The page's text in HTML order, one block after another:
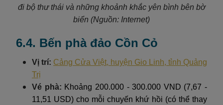
đi bộ thư thái và những khoảnh khắc yên bình bên bờ
biển (Nguồn: Internet)
6.4. Bến phà đảo Cồn Cỏ
Vị trí: Cảng Cửa Việt, huyện Gio Linh, tỉnh Quảng
Trị
Vé phà: Khoảng 200.000 - 300.000 VND (7,67 -
11,51 USD) cho mỗi chuyến khứ hồi (có thể thay